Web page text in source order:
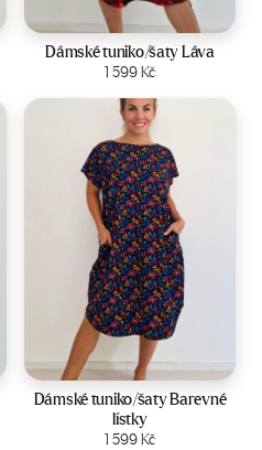
Velikost: 44-50
Dámské tuniko/šaty Láva
1 599Kč
Zobrazit produkt
Velikost:44-50
Dámské tuniko/šaty Barevné
lístky
1 599Kč
Zobrazit produkt